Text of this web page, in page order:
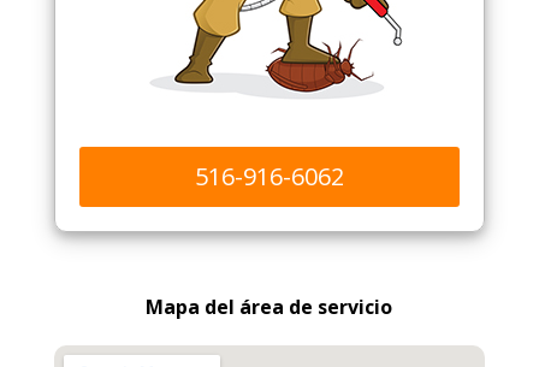
516-916-6062
Mapa del área de servicio